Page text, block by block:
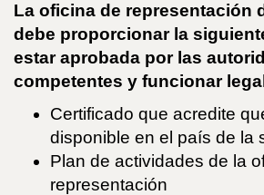
La oficina de representación
debe proporcionar la
estar aprobada por las
competentes y funcionar
Certificado que acredite
disponible en el país de la
Plan de actividades de la
representación